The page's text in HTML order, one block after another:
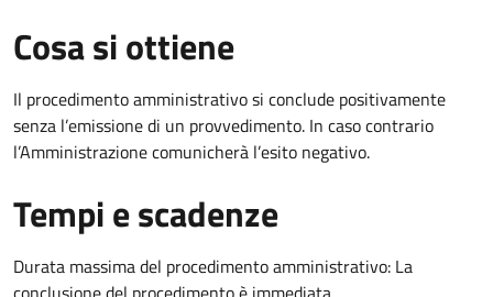
Cosa si ottiene
Il procedimento amministrativo si conclude positivamente
senza l’emissione di un provvedimento. In caso contrario
l’Amministrazione comunicherà l’esito negativo.
Tempi e scadenze
Durata massima del procedimento amministrativo: La